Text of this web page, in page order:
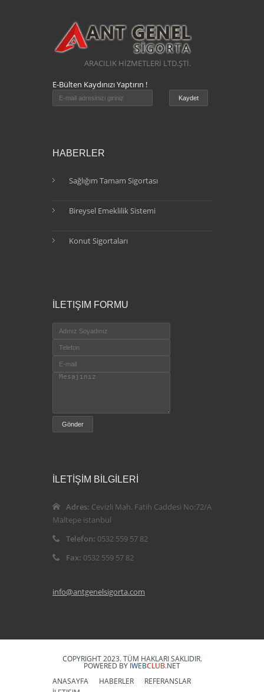
ARACILIK HİZMETLERİ LTD.ŞTİ.
E-Bülten Kaydınızı Yaptırın !
HABERLER
Sağlığım Tamam Sigortası
Bireysel Emeklilik Sistemi
Konut Sigortaları
İLETIŞIM FORMU
İLETİŞİM BİLGİLERİ
Adres: Cevizli Mah. Fatih Caddesi No:72/A
Maltepe istanbul
Telefon: 0532 559 57 82
Fax: 0532 559 57 82
info@antgenelsigorta.com
COPYRIGHT 2023. TÜM HAKLARI SAKLIDIR.
POWERED BY IWEBCLUB.NET
ANASAYFA
HABERLER
REFERANSLAR